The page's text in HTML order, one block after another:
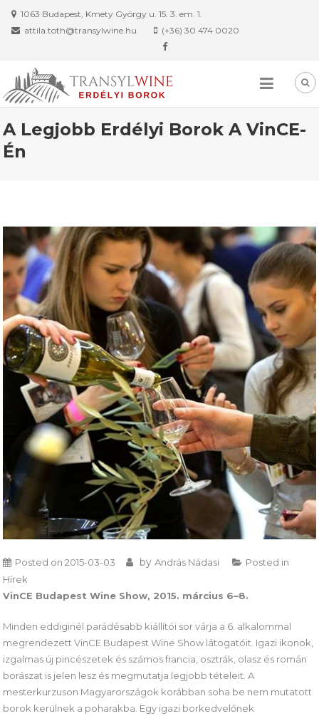
1063 Budapest, Kmety György u. 15. 3. em. 1.
attila.toth@transylwine.hu
(+36) 30 474 0020
A Legjobb Erdélyi Borok A VinCE-
Én
Posted on2015-03-03 byAndrás Nádasi
Posted in
Hírek
VinCE Budapest Wine Show, 2015. március 6–8.
Minden eddiginél parádésabb kiállítói sor várja a 6. alkalommal
megrendezett VinCE Budapest Wine Show látogatóit. Igazi ikonok,
izgalmas új pincészetek és számos francia, osztrák, olasz és román
borászat is jelen lesz és megmutatja legjobb tételeit. A
mesterkurzuson Magyarországok korábban soha be nem mutatott
borok kerülnek a poharakba. Egy igazi borkedvelőnek